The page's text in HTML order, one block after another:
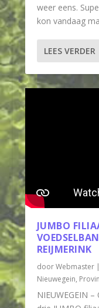
weer eens.
kon vandaag
LEES VERDER
JUMBO
REIJMERINK
doorWebmaster|
Nieuwegein,
NIEUWEGEIN